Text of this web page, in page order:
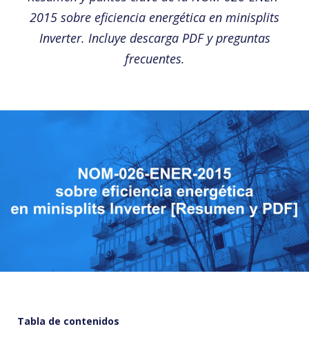
2015 sobre eficiencia energética en minisplits
Inverter. Incluye descarga PDF y preguntas
frecuentes.
Tabla de contenidos